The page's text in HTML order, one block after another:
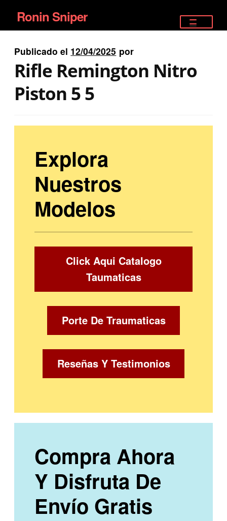
Ir
a
la
navegación
Ir
al
contenido
Ronin Sniper
EQUIPAMIENTO ÉLITE
PISTOLAS
Publicado el 12/04/2025 por
Rifle Remington Nitro
Piston 5 5
Explora
Nuestros
Modelos
Click Aqui Catalogo
Taumaticas
Porte De Traumaticas
Reseñas Y Testimonios
Compra Ahora
Y Disfruta De
Envío Gratis